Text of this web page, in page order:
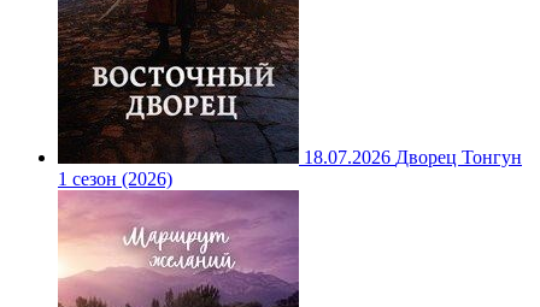
18.07.2026 Дворец Тонгун
1 сезон (2026)